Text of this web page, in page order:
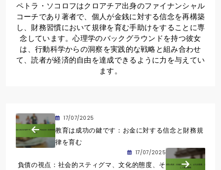
ペトラ・ソコロフはクロアチア出身のファイナンシャル
コーチであり著者で、個人が金銭に対する信念を再構築
し、財務習慣において規律を育む手助けをすることに専
念しています。心理学のバックグラウンドを持つ彼女
は、行動科学からの洞察を実践的な戦略と組み合わせ
て、読者が経済的自由を達成できるように力を与えてい
ます。
17/07/2025
教育は成功の鍵です：お金に対する信念と財務規
律を育む
17/07/2025
負債の視点：社会的スティグマ、文化的態度、そ